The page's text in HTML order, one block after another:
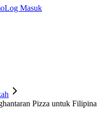
Log Masuk
Pizza untuk Filipina